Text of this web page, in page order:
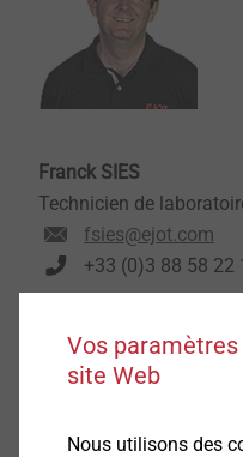
Franck SIES
Technicien de
fsies@ejot.com
+33 (0)3 88 58 22
Vos
site Web
Nous utilisons des